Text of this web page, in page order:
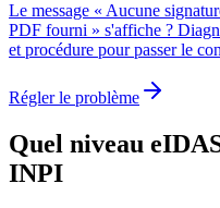
Le message « Aucune
PDF fourni » s'affiche ?
et procédure pour passer le
Régler le problème
Quel niveau
INPI